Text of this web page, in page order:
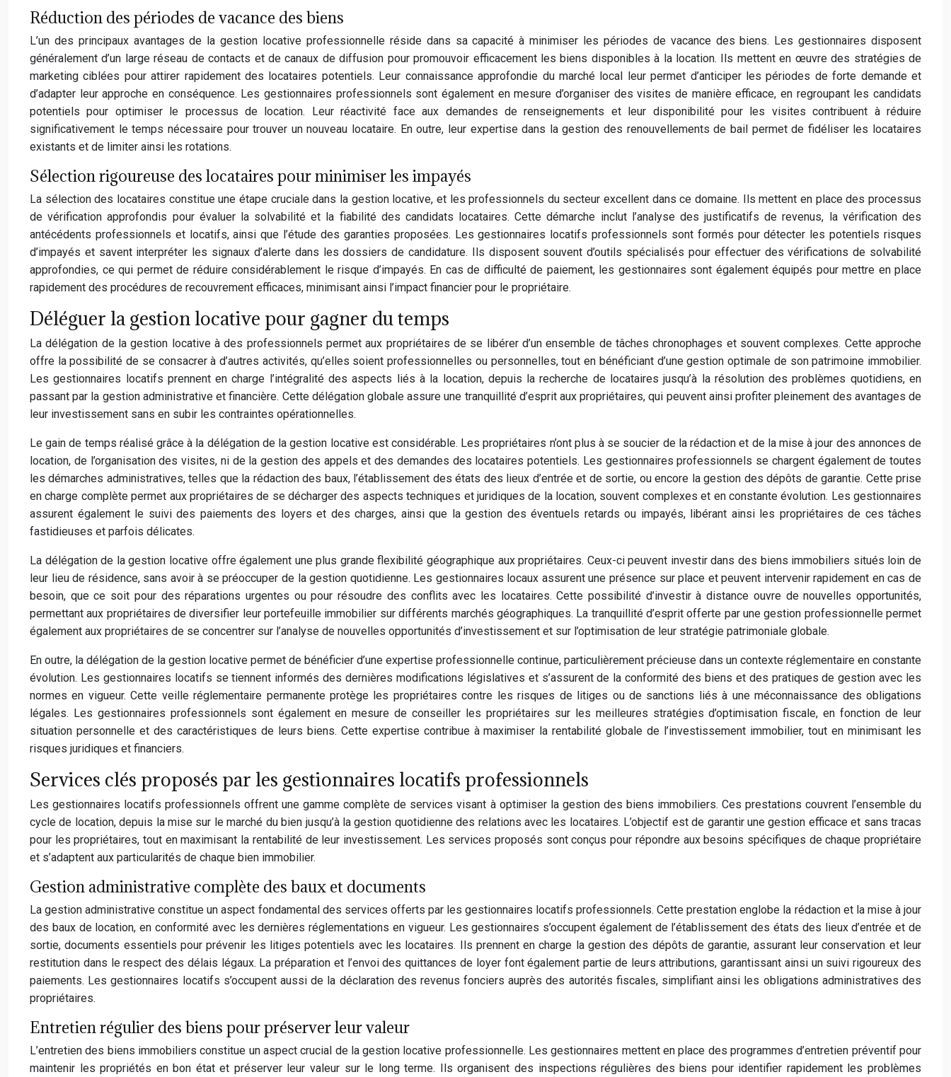
Réduction des périodes de vacance des biens
L’un des principaux avantages de la gestion locative professionnelle réside dans sa capacité à minimiser les périodes de vacance des biens. Les gestionnaires disposent
généralement d’un large réseau de contacts et de canaux de diffusion pour promouvoir efficacement les biens disponibles à la location. Ils mettent en œuvre des stratégies de
marketing ciblées pour attirer rapidement des locataires potentiels. Leur connaissance approfondie du marché local leur permet d’anticiper les périodes de forte demande et
d’adapter leur approche en conséquence. Les gestionnaires professionnels sont également en mesure d’organiser des visites de manière efficace, en regroupant les candidats
potentiels pour optimiser le processus de location. Leur réactivité face aux demandes de renseignements et leur disponibilité pour les visites contribuent à réduire
significativement le temps nécessaire pour trouver un nouveau locataire. En outre, leur expertise dans la gestion des renouvellements de bail permet de fidéliser les locataires
existants et de limiter ainsi les rotations.
Sélection rigoureuse des locataires pour minimiser les impayés
La sélection des locataires constitue une étape cruciale dans la gestion locative, et les professionnels du secteur excellent dans ce domaine. Ils mettent en place des processus
de vérification approfondis pour évaluer la solvabilité et la fiabilité des candidats locataires. Cette démarche inclut l’analyse des justificatifs de revenus, la vérification des
antécédents professionnels et locatifs, ainsi que l’étude des garanties proposées. Les gestionnaires locatifs professionnels sont formés pour détecter les potentiels risques
d’impayés et savent interpréter les signaux d’alerte dans les dossiers de candidature. Ils disposent souvent d’outils spécialisés pour effectuer des vérifications de solvabilité
approfondies, ce qui permet de réduire considérablement le risque d’impayés. En cas de difficulté de paiement, les gestionnaires sont également équipés pour mettre en place
rapidement des procédures de recouvrement efficaces, minimisant ainsi l’impact financier pour le propriétaire.
Déléguer la gestion locative pour gagner du temps
La délégation de la gestion locative à des professionnels permet aux propriétaires de se libérer d’un ensemble de tâches chronophages et souvent complexes. Cette approche
offre la possibilité de se consacrer à d’autres activités, qu’elles soient professionnelles ou personnelles, tout en bénéficiant d’une gestion optimale de son patrimoine immobilier.
Les gestionnaires locatifs prennent en charge l’intégralité des aspects liés à la location, depuis la recherche de locataires jusqu’à la résolution des problèmes quotidiens, en
passant par la gestion administrative et financière. Cette délégation globale assure une tranquillité d’esprit aux propriétaires, qui peuvent ainsi profiter pleinement des avantages de
leur investissement sans en subir les contraintes opérationnelles.
Le gain de temps réalisé grâce à la délégation de la gestion locative est considérable. Les propriétaires n’ont plus à se soucier de la rédaction et de la mise à jour des annonces de
location, de l’organisation des visites, ni de la gestion des appels et des demandes des locataires potentiels. Les gestionnaires professionnels se chargent également de toutes
les démarches administratives, telles que la rédaction des baux, l’établissement des états des lieux d’entrée et de sortie, ou encore la gestion des dépôts de garantie. Cette prise
en charge complète permet aux propriétaires de se décharger des aspects techniques et juridiques de la location, souvent complexes et en constante évolution. Les gestionnaires
assurent également le suivi des paiements des loyers et des charges, ainsi que la gestion des éventuels retards ou impayés, libérant ainsi les propriétaires de ces tâches
fastidieuses et parfois délicates.
La délégation de la gestion locative offre également une plus grande flexibilité géographique aux propriétaires. Ceux-ci peuvent investir dans des biens immobiliers situés loin de
leur lieu de résidence, sans avoir à se préoccuper de la gestion quotidienne. Les gestionnaires locaux assurent une présence sur place et peuvent intervenir rapidement en cas de
besoin, que ce soit pour des réparations urgentes ou pour résoudre des conflits avec les locataires. Cette possibilité d’investir à distance ouvre de nouvelles opportunités,
permettant aux propriétaires de diversifier leur portefeuille immobilier sur différents marchés géographiques. La tranquillité d’esprit offerte par une gestion professionnelle permet
également aux propriétaires de se concentrer sur l’analyse de nouvelles opportunités d’investissement et sur l’optimisation de leur stratégie patrimoniale globale.
En outre, la délégation de la gestion locative permet de bénéficier d’une expertise professionnelle continue, particulièrement précieuse dans un contexte réglementaire en constante
évolution. Les gestionnaires locatifs se tiennent informés des dernières modifications législatives et s’assurent de la conformité des biens et des pratiques de gestion avec les
normes en vigueur. Cette veille réglementaire permanente protège les propriétaires contre les risques de litiges ou de sanctions liés à une méconnaissance des obligations
légales. Les gestionnaires professionnels sont également en mesure de conseiller les propriétaires sur les meilleures stratégies d’optimisation fiscale, en fonction de leur
situation personnelle et des caractéristiques de leurs biens. Cette expertise contribue à maximiser la rentabilité globale de l’investissement immobilier, tout en minimisant les
risques juridiques et financiers.
Services clés proposés par les gestionnaires locatifs professionnels
Les gestionnaires locatifs professionnels offrent une gamme complète de services visant à optimiser la gestion des biens immobiliers. Ces prestations couvrent l’ensemble du
cycle de location, depuis la mise sur le marché du bien jusqu’à la gestion quotidienne des relations avec les locataires. L’objectif est de garantir une gestion efficace et sans tracas
pour les propriétaires, tout en maximisant la rentabilité de leur investissement. Les services proposés sont conçus pour répondre aux besoins spécifiques de chaque propriétaire
et s’adaptent aux particularités de chaque bien immobilier.
Gestion administrative complète des baux et documents
La gestion administrative constitue un aspect fondamental des services offerts par les gestionnaires locatifs professionnels. Cette prestation englobe la rédaction et la mise à jour
des baux de location, en conformité avec les dernières réglementations en vigueur. Les gestionnaires s’occupent également de l’établissement des états des lieux d’entrée et de
sortie, documents essentiels pour prévenir les litiges potentiels avec les locataires. Ils prennent en charge la gestion des dépôts de garantie, assurant leur conservation et leur
restitution dans le respect des délais légaux. La préparation et l’envoi des quittances de loyer font également partie de leurs attributions, garantissant ainsi un suivi rigoureux des
paiements. Les gestionnaires locatifs s’occupent aussi de la déclaration des revenus fonciers auprès des autorités fiscales, simplifiant ainsi les obligations administratives des
propriétaires.
Entretien régulier des biens pour préserver leur valeur
L’entretien des biens immobiliers constitue un aspect crucial de la gestion locative professionnelle. Les gestionnaires mettent en place des programmes d’entretien préventif pour
maintenir les propriétés en bon état et préserver leur valeur sur le long terme. Ils organisent des inspections régulières des biens pour identifier rapidement les problèmes